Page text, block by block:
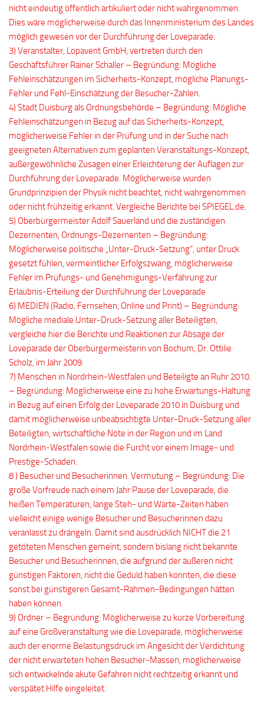
nicht eindeutig öffentlich artikuliert oder nicht wahrgenommen.
Dies wäre möglicherweise durch das Innenministerium des Landes
möglich gewesen vor der Durchführung der Loveparade.
3) Veranstalter, Lopavent GmbH, vertreten durch den
Geschäftsführer Rainer Schaller – Begründung: Mögliche
Fehleinschätzungen im Sicherheits-Konzept, mögliche Planungs-
Fehler und Fehl-Einschätzung der Besucher-Zahlen.
4) Stadt Duisburg als Ordnungsbehörde – Begründung: Mögliche
Fehleinschätzungen in Bezug auf das Sicherheits-Konzept,
möglicherweise Fehler in der Prüfung und in der Suche nach
geeigneten Alternativen zum geplanten Veranstaltungs-Konzept,
außergewöhnliche Zusagen einer Erleichterung der Auflagen zur
Durchführung der Loveparade. Möglicherweise wurden
Grundprinzipien der Physik nicht beachtet, nicht wahrgenommen
oder nicht frühzeitig erkannt. Vergleiche Berichte bei SPIEGEL.de.
5) Oberbürgermeister Adolf Sauerland und die zuständigen
Dezernenten, Ordnungs-Dezernenten – Begründung:
Möglicherweise politische „Unter-Druck-Setzung“, unter Druck
gesetzt fühlen, vermeintlicher Erfolgszwang, möglicherweise
Fehler im Prüfungs- und Genehmigungs-Verfahrung zur
Erlaubnis-Erteilung der Durchführung der Loveparade
6) MEDIEN (Radio, Fernsehen, Online und Print) – Begründung:
Mögliche mediale Unter-Druck-Setzung aller Beteiligten,
vergleiche hier die Berichte und Reaktionen zur Absage der
Loveparade der Oberbürgermeisterin von Bochum, Dr. Ottilie
Scholz, im Jahr 2009.
7) Menschen in Nordrhein-Westfalen und Beteiligte an Ruhr 2010.
– Begründung: Möglicherweise eine zu hohe Erwartungs-Haltung
in Bezug auf einen Erfolg der Loveparade 2010 in Duisburg und
damit möglicherweise unbeabsichtigte Unter-Druck-Setzung aller
Beteiligten, wirtschaftliche Nöte in der Region und im Land
Nordrhein-Westfalen sowie die Furcht vor einem Image- und
Prestige-Schaden.
8 ) Besucher und Besucherinnen. Vermutung – Begründung: Die
große Vorfreude nach einem Jahr Pause der Loveparade, die
heißen Temperaturen, lange Steh- und Warte-Zeiten haben
vielleicht einige wenige Besucher und Besucherinnen dazu
veranlasst zu drängeln. Damit sind ausdrücklich NICHT die 21
getöteten Menschen gemeint, sondern bislang nicht bekannte
Besucher und Besucherinnen, die aufgrund der äußeren nicht
günstigen Faktoren, nicht die Geduld haben konnten, die diese
sonst bei günstigeren Gesamt-Rahmen-Bedingungen hätten
haben können.
9) Ordner – Begründung: Möglicherweise zu kurze Vorbereitung
auf eine Großveranstaltung wie die Loveparade, möglicherweise
auch der enorme Belastungsdruck im Angesicht der Verdichtung
der nicht erwarteten hohen Besucher-Massen, möglicherweise
sich entwickelnde akute Gefahren nicht rechtzeitig erkannt und
verspätet Hilfe eingeleitet.